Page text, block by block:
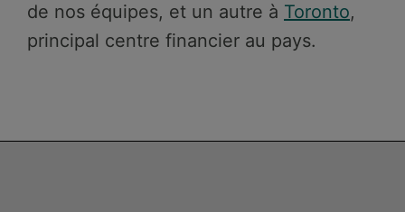
de nos équipes, et un autre à Toronto,
principal centre financier au pays.